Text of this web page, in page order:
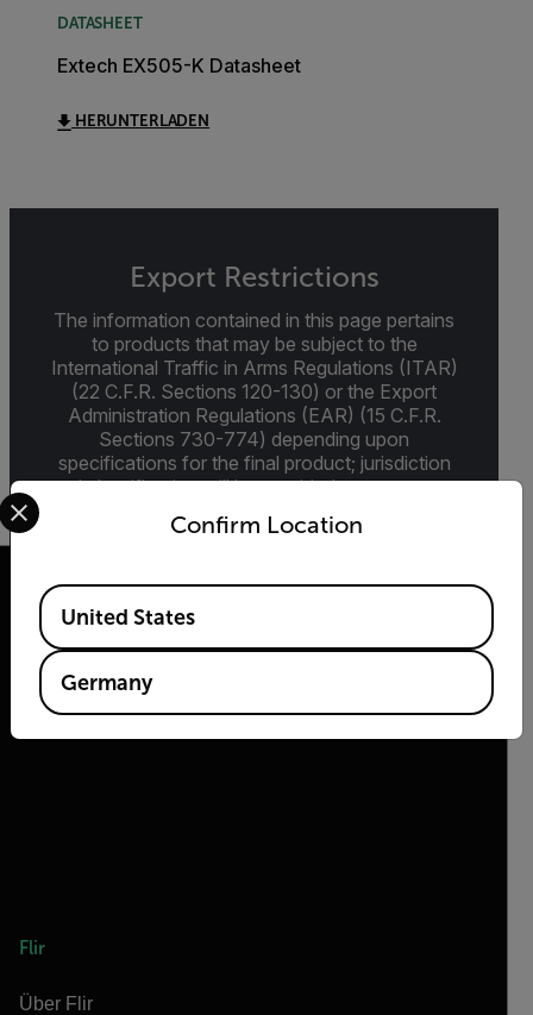
DATASHEET
Extech EX505-K Datasheet
HERUNTERLADEN
Export Restrictions
The information contained in this page pertains
to products that may be subject to the
International Traffic in Arms Regulations (ITAR)
(22 C.F.R. Sections 120-130) or the Export
Administration Regulations (EAR) (15 C.F.R.
Sections 730-774) depending upon
specifications for the final product; jurisdiction
and classification will be provided upon request.
2026 © Flir Alle Rechte vorbehalten.
Flir
Über Flir
Confirm Location
Select your preferred country and language from the
Available Locations
United States
Germany